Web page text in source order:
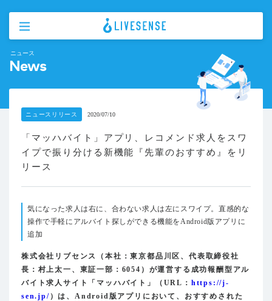
ニュース
News
ニュースリリース 2020/07/10
「マッハバイト」アプリ、レコメンド求人をスワ
イプで振り分ける新機能『先輩のおすすめ』をリ
リース
気になった求人は右に、合わない求人は左にスワイプ。直感的な
操作で手軽にアルバイト探しができる機能をAndroid版アプリに
追加
株式会社リブセンス（本社：東京都品川区、代表取締役社
長：村上太一、東証一部：6054）が運営する成功報酬型アル
バイト求人サイト「マッハバイト」（URL： https://j-
sen.jp/ ）は、Android版アプリにおいて、おすすめされた